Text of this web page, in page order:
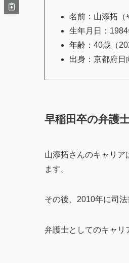
名前：山添拓（
生年月日：
年齢：40歳（
出身：京都府日
早稲田卒の弁護
山添拓さんのキャリア
ます。
その後、2010年に司法
弁護士としてのキャリ